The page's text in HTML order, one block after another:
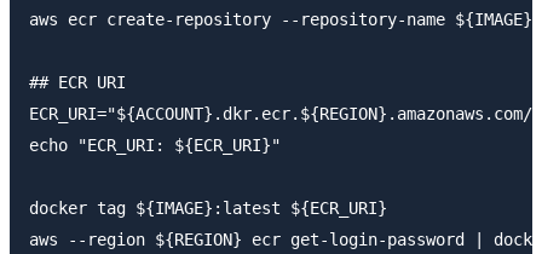
aws ecr create-repository --repository-name ${IMAGE}
## ECR URI
ECR_URI="${ACCOUNT}.dkr.ecr.${REGION}.amazonaws.com/
echo "ECR_URI: ${ECR_URI}"
docker tag ${IMAGE}:latest ${ECR_URI}
aws --region ${REGION} ecr get-login-password |